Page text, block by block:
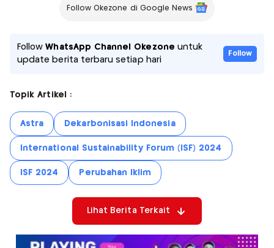
Follow Okezone di Google News
FollowWhatsApp Channel Okezone untuk
update berita terbaru setiap hari
Follow
Topik Artikel :
Astra Dekarbonisasi Indonesia
International Sustainability Forum (ISF) 2024
ISF 2024 Perubahan Iklim
Lihat Berita Terkait